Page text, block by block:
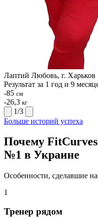
Лаптий Любовь, г. Харьков
Результат за 1 год и 9
-85 см
-26,3 кг
1/3
Больше историй успеха
Почему FitCurves
№1 в Украине
Особенности, сделавшие
1
Тренер рядом